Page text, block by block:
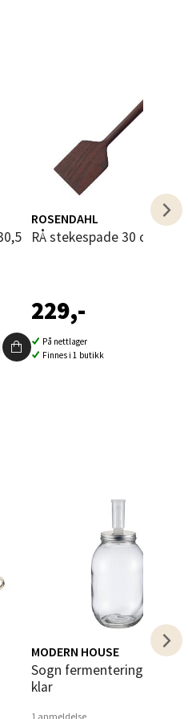
ROSENDAHL
RÅ stekespade 30 cm brun
229,-
På nettlager
Finnes i 1 butikk
MODERN HOUSE
Sogn fermenteringssett 3L
klar
1 anmeldelse